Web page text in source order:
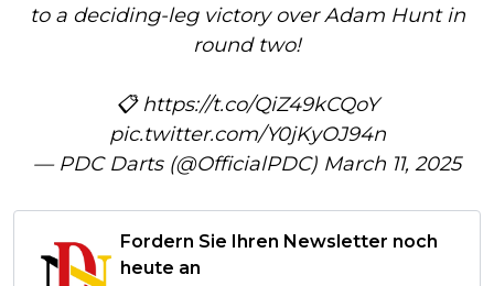
to a deciding-leg victory over Adam Hunt in
round two!
📋https://t.co/QiZ49kCQoY
pic.twitter.com/Y0jKyOJ94n
— PDC Darts (@OfficialPDC) March 11, 2025
Fordern Sie Ihren Newsletter noch
heute an